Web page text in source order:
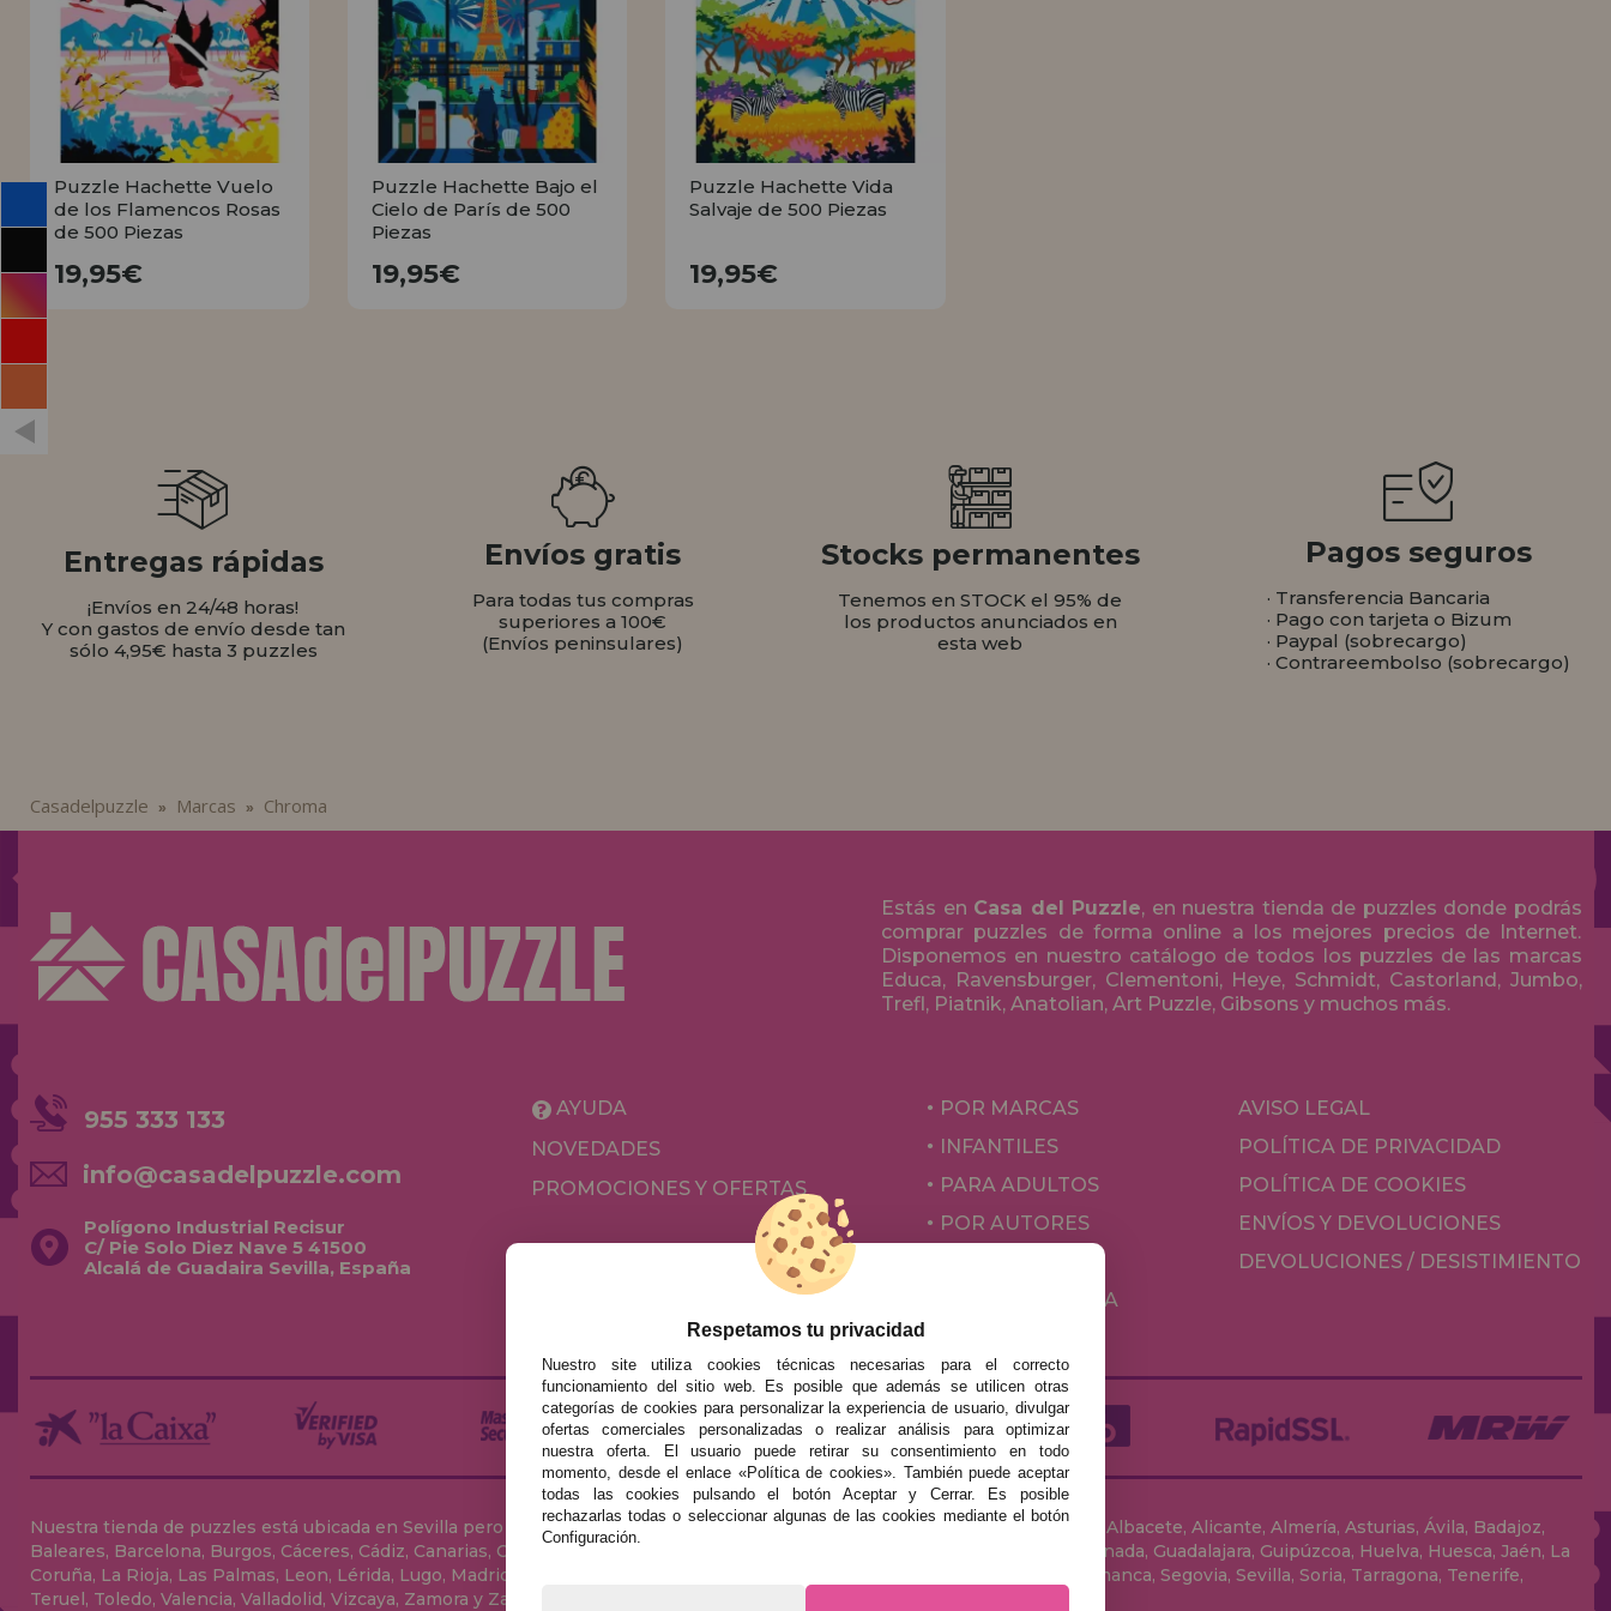
INFORMACIÓN
955 333 133
info@casadelpuzzle.com
Puzzle Hachette Vuelo
de los Flamencos Rosas
de 500 Piezas
19,95€
Puzzle Hachette Bajo el
Cielo de París de 500
Piezas
19,95€
Puzzle Hachette Vida
Salvaje de 500 Piezas
19,95€
Entregas rápidas
¡Envíos en 24/48 horas!
Y con gastos de envío desde tan
sólo 4,95€ hasta 3 puzzles
Envíos gratis
Para todas tus compras
superiores a 100€
(Envíos peninsulares)
Stocks permanentes
Tenemos en STOCK el 95% de
los productos anunciados en
esta web
Pagos seguros
· Transferencia Bancaria
· Pago con tarjeta o Bizum
· Paypal (sobrecargo)
· Contrareembolso (sobrecargo)
Casadelpuzzle » Marcas » Chroma
Estás en Casa del Puzzle, en nuestra tienda de puzzles donde podrás
comprar puzzles de forma online a los mejores precios de Internet.
Disponemos en nuestro catálogo de todos los puzzles de las marcas
Educa, Ravensburger, Clementoni, Heye, Schmidt, Castorland, Jumbo,
Trefl, Piatnik, Anatolian, Art Puzzle, Gibsons y muchos más.
955 333 133
info@casadelpuzzle.com
Polígono Industrial Recisur
C/ Pie Solo Diez Nave 5 41500
Alcalá de Guadaira Sevilla, España
AYUDA
NOVEDADES
PROMOCIONES Y OFERTAS
POR MARCAS
INFANTILES
PARA ADULTOS
POR AUTORES
JUEGOS DE MESA
AVISO LEGAL
POLÍTICA DE PRIVACIDAD
POLÍTICA DE COOKIES
ENVÍOS Y DEVOLUCIONES
DEVOLUCIONES / DESISTIMIENTO
Nuestra tienda de puzzles está ubicada en Sevilla pero enviamos tus puzzles a cualquier ciudad del territorio español: Álava, Albacete, Alicante, Almería, Asturias, Ávila, Badajoz,
Baleares, Barcelona, Burgos, Cáceres, Cádiz, Canarias, Cantabria, Castellón, Ceuta, Ciudad Real, Córdoba, Cuenca, Gerona, Granada, Guadalajara, Guipúzcoa, Huelva, Huesca, Jaén, La
Coruña, La Rioja, Las Palmas, Leon, Lérida, Lugo, Madrid, Málaga, Melilla, Murcia, Navarra, Orense, Palencia, Pontevedra, Salamanca, Segovia, Sevilla, Soria, Tarragona, Tenerife,
Teruel, Toledo, Valencia, Valladolid, Vizcaya, Zamora y Zaragoza.
Respetamos tu privacidad
Nuestro site utiliza cookies técnicas necesarias para el correcto
funcionamiento del sitio web. Es posible que además se utilicen otras
categorías de cookies para personalizar la experiencia de usuario, divulgar
ofertas comerciales personalizadas o realizar análisis para optimizar
nuestra oferta. El usuario puede retirar su consentimiento en todo
momento, desde el enlace «Política de cookies». También puede aceptar
todas las cookies pulsando el botón Aceptar y Cerrar. Es posible
rechazarlas todas o seleccionar algunas de las cookies mediante el botón
Configuración.